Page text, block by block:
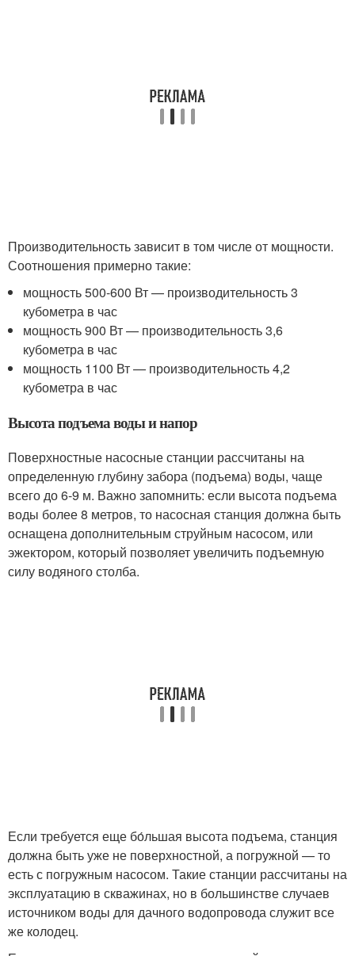
Производительность зависит в том числе от мощности.
Соотношения примерно такие:
мощность 500-600 Вт — производительность 3
кубометра в час
мощность 900 Вт — производительность 3,6
кубометра в час
мощность 1100 Вт — производительность 4,2
кубометра в час
Высота подъема воды и напор
Поверхностные насосные станции рассчитаны на
определенную глубину забора (подъема) воды, чаще
всего до 6-9 м. Важно запомнить: если высота подъема
воды более 8 метров, то насосная станция должна быть
оснащена дополнительным струйным насосом, или
эжектором, который позволяет увеличить подъемную
силу водяного столба.
Если требуется еще бо́льшая высота подъема, станция
должна быть уже не поверхностной, а погружной — то
есть с погружным насосом. Такие станции рассчитаны на
эксплуатацию в скважинах, но в большинстве случаев
источником воды для дачного водопровода служит все
же колодец.